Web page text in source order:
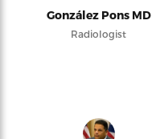
González Pons MD
Radiologist